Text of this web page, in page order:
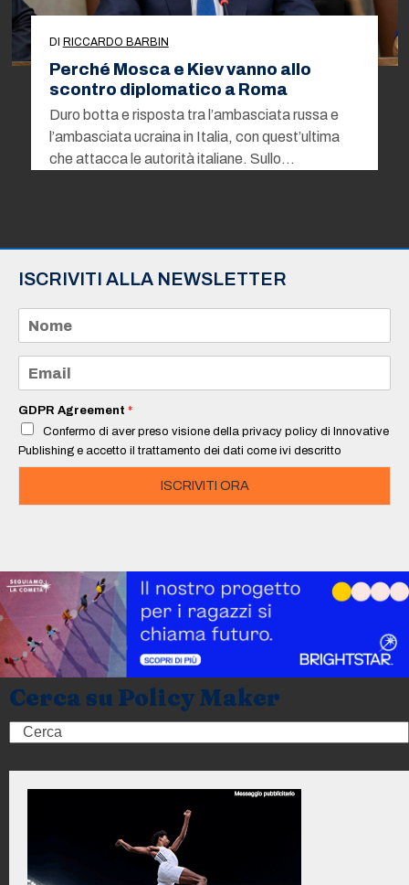
DI RICCARDO BARBIN
Perché Mosca e Kiev vanno allo
scontro diplomatico a Roma
Duro botta e risposta tra l’ambasciata russa e
l’ambasciata ucraina in Italia, con quest’ultima
che attacca le autorità italiane. Sullo…
ISCRIVITI ALLA NEWSLETTER
m
e
a
i
*
GDPR Agreement *
Confermo di aver preso visione della privacy policy di Innovative
Publishing e accetto il trattamento dei dati come ivi descritto
ISCRIVITI ORA
Cerca su Policy Maker
Search